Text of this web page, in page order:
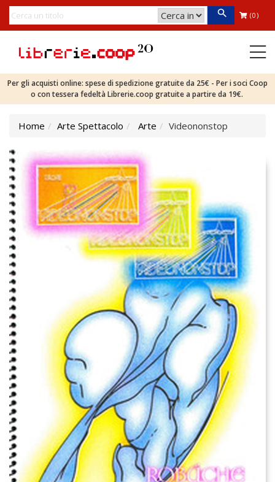
(0)
Per gli acquisti online: spese di spedizione gratuite da 25€ - Per i soci Coop
o con tessera fedeltà Librerie.coop gratuite a partire da 19€.
Home Arte Spettacolo Arte Videononstop